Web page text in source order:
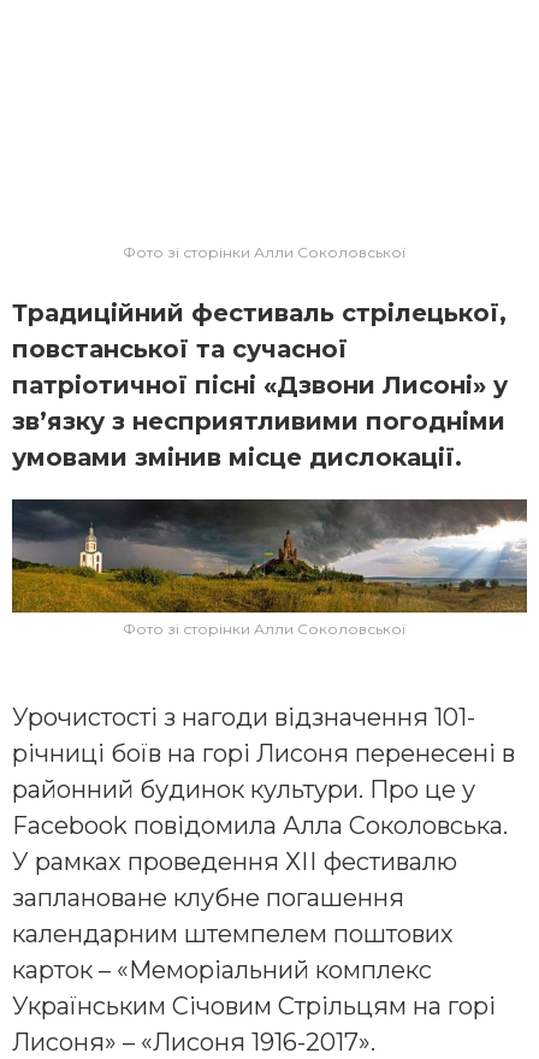
Фото зі сторінки Алли Соколовської
Традиційний фестиваль стрілецької,
повстанської та сучасної
патріотичної пісні «Дзвони Лисоні» у
зв’язку з несприятливими погодніми
умовами змінив місце дислокації.
Фото зі сторінки Алли Соколовської
Урочистості з нагоди відзначення 101-
річниці боїв на горі Лисоня перенесені в
районний будинок культури. Про це у
Facebook повідомила Алла Соколовська.
У рамках проведення ХІІ фестивалю
заплановане клубне погашення
календарним штемпелем поштових
карток – «Меморіальний комплекс
Українським Січовим Стрільцям на горі
Лисоня» – «Лисоня 1916-2017».